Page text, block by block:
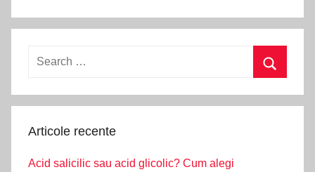
Search
Articole recente
Acid salicilic sau acid glicolic? Cum alegi